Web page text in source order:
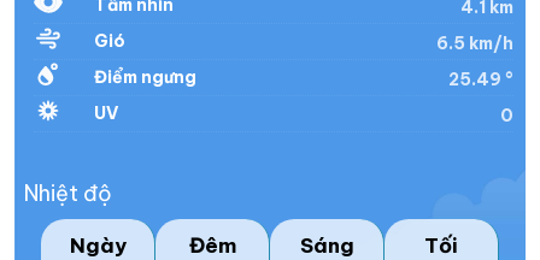
Tầm nhìn
4.1 km
Gió
6.5 km/h
Điểm ngưng
25.49 °
UV
0
Nhiệt độ
Ngày Đêm Sáng Tối